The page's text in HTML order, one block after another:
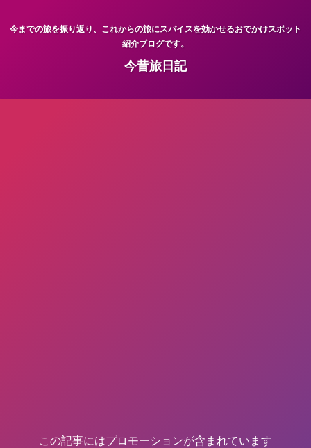
今までの旅を振り返り、これからの旅にスパイスを効かせるおでかけスポット
紹介ブログです。
今昔旅日記
この記事にはプロモーションが含まれています